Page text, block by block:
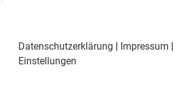
Datenschutzerklärung | Impressum |
Einstellungen